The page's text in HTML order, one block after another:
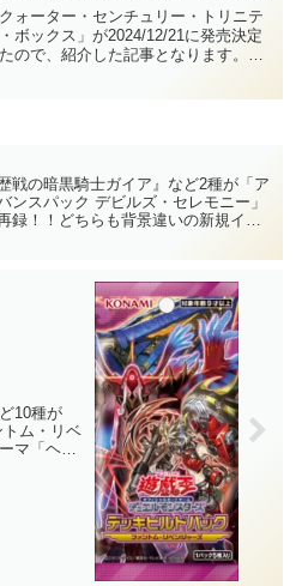
のセット商品！！今回は「ドラ
ンメイド」、「Ｐ.Ｕ.Ｎ.Ｋ.(パ
ク)」、「オルフェゴール」の
クォーター・センチュリー・トリニテ
ボックス」が2024/12/21に発売決定
ので、紹介した記事となります。年
歴戦の暗黒騎士ガイア』など2種が「ア
ンスパック デビルズ・セレモニー」
録！！どちらも背景違いの新規イラ
の高まっていたカードですし、嬉しい
10種が
トム・リベ
マ「ヘカ